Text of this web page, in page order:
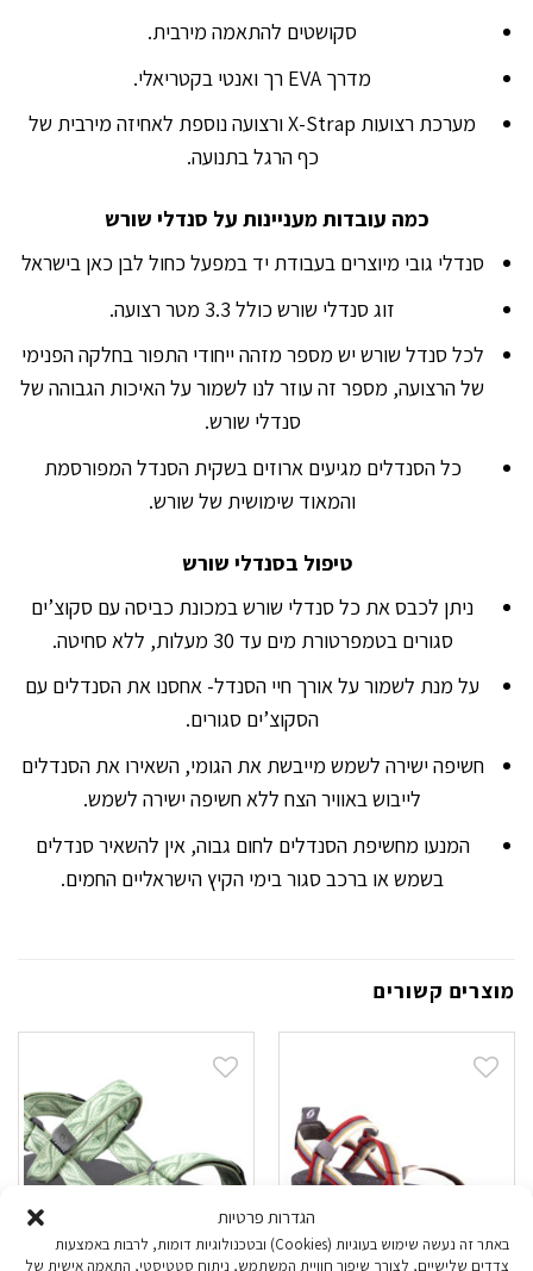
הגדרות פרטיות
באתר זה נעשה שימוש בעוגיות (Cookies) ובטכנולוגיות דומות, לרבות באמצעות
צדדים שלישיים, לצורך שיפור חוויית המשתמש, ניתוח סטטיסטי, התאמה אישית של
סקושטים להתאמה מירבית.
מדרך EVA רך ואנטי בקטריאלי.
מערכת רצועות X-Strap ורצועה נוספת לאחיזה מירבית של
כף הרגל בתנועה.
כמה עובדות מעניינות על סנדלי שורש
סנדלי גובי מיוצרים בעבודת יד במפעל כחול לבן כאן בישראל
זוג סנדלי שורש כולל 3.3 מטר רצועה.
לכל סנדל שורש יש מספר מזהה ייחודי התפור בחלקה הפנימי
של הרצועה, מספר זה עוזר לנו לשמור על האיכות הגבוהה של
סנדלי שורש.
כל הסנדלים מגיעים ארוזים בשקית הסנדל המפורסמת
והמאוד שימושית של שורש.
טיפול בסנדלי שורש
ניתן לכבס את כל סנדלי שורש במכונת כביסה עם סקוצ’ים
סגורים בטמפרטורת מים עד 30 מעלות, ללא סחיטה.
על מנת לשמור על אורך חיי הסנדל- אחסנו את הסנדלים עם
הסקוצ’ים סגורים.
חשיפה ישירה לשמש מייבשת את הגומי, השאירו את הסנדלים
לייבוש באוויר הצח ללא חשיפה ישירה לשמש.
המנעו מחשיפת הסנדלים לחום גבוה, אין להשאיר סנדלים
בשמש או ברכב סגור בימי הקיץ הישראליים החמים.
מוצרים קשורים